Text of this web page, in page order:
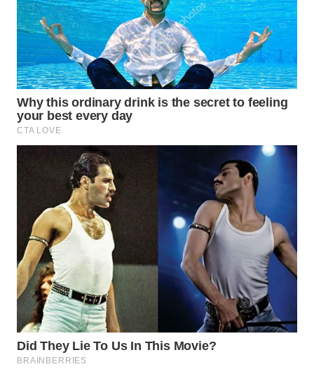
WAHANA
PERSONA
WAHANA
OTOMOTIF
WAHANA
DESA
WISATA
LAPAK
WAHANA
Wahana
Network
KONSUMEN
LISTRIK